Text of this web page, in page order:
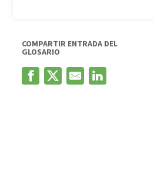
COMPARTIR ENTRADA DEL
GLOSARIO